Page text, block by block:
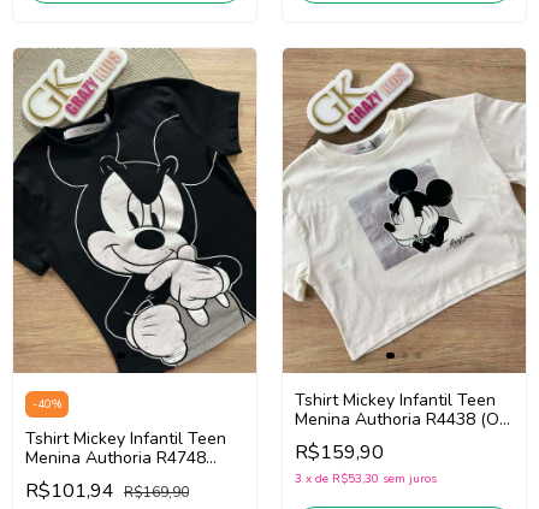
-40%
Tshirt Mickey Infantil Teen
Menina Authoria R4748
(Preto)
R$101,94 R$169,90
Tshirt Mickey Infantil Teen
Menina Authoria R4438 (Off
White)
R$159,90
3 x de R$53,30 sem juros